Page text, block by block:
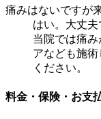
痛みはないですが
はい。大丈夫
当院では痛
アなども施
ください。
料金・保険・お支